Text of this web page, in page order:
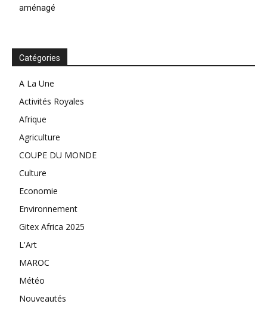
aménagé
Catégories
A La Une
Activités Royales
Afrique
Agriculture
COUPE DU MONDE
Culture
Economie
Environnement
Gitex Africa 2025
L'Art
MAROC
Météo
Nouveautés